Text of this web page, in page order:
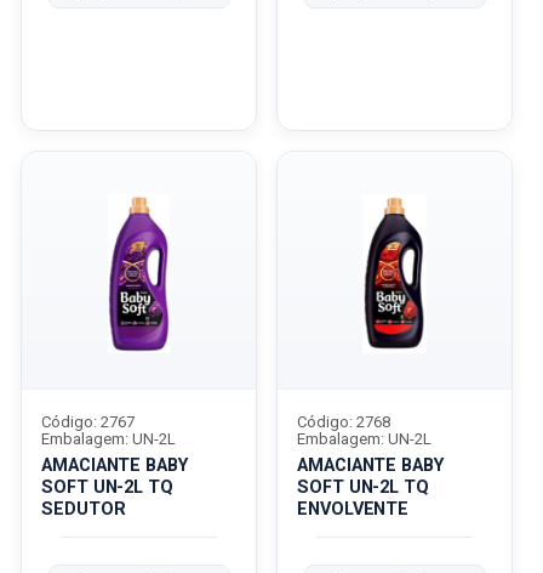
AMACIANTE BABY
SOFT UN-2L TQ
SEDUTOR
Código: 2767
Embalagem: UN-2L
AMACIANTE BABY
SOFT UN-2L TQ
ENVOLVENTE
Código: 2768
Embalagem: UN-2L